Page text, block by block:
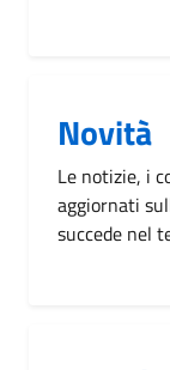
Novità
Le notizie, i
aggiornati
succede nel